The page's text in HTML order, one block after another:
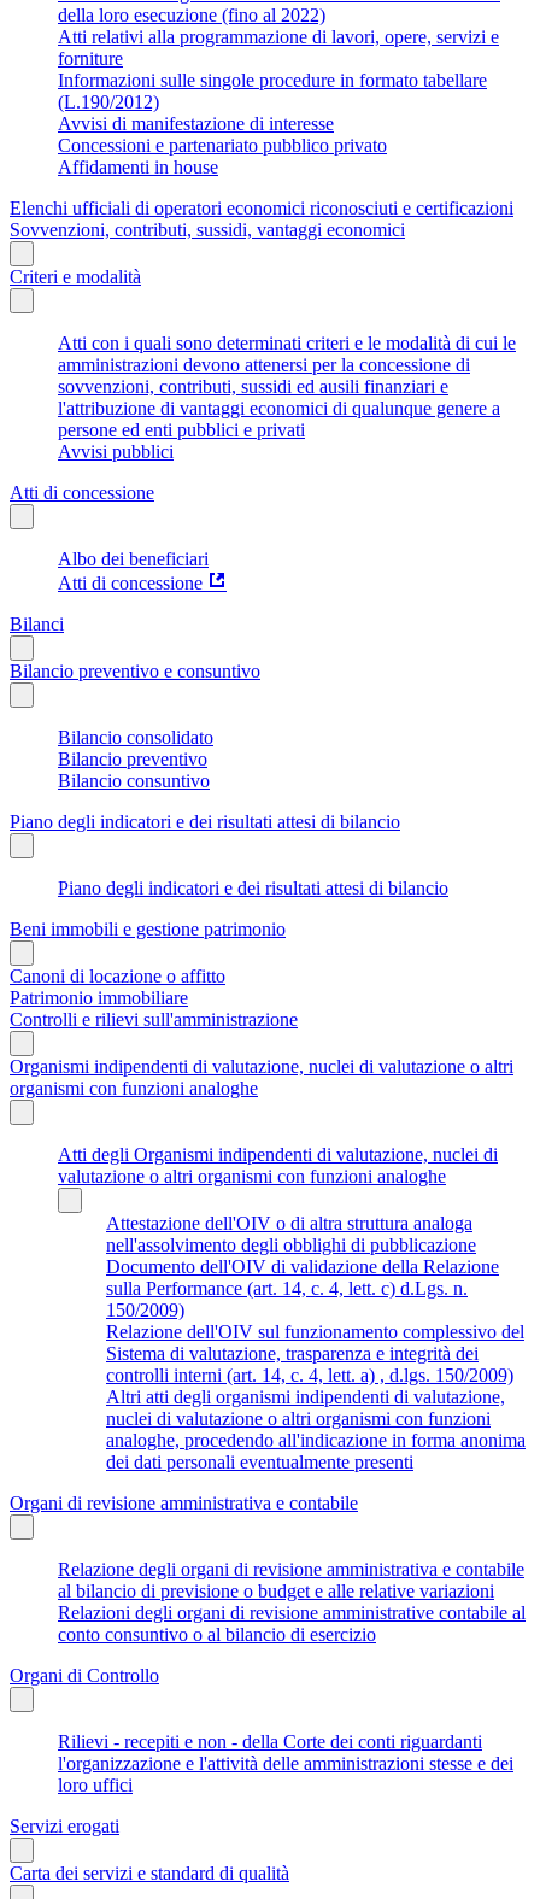
della loro esecuzione (fino al 2022)
Atti relativi alla programmazione di lavori, opere, servizi e
forniture
Informazioni sulle singole procedure in formato tabellare
(L.190/2012)
Avvisi di manifestazione di interesse
Concessioni e partenariato pubblico privato
Affidamenti in house
Elenchi ufficiali di operatori economici riconosciuti e certificazioni
Sovvenzioni, contributi, sussidi, vantaggi economici
Criteri e modalità
Atti con i quali sono determinati criteri e le modalità di cui le
amministrazioni devono attenersi per la concessione di
sovvenzioni, contributi, sussidi ed ausili finanziari e
l'attribuzione di vantaggi economici di qualunque genere a
persone ed enti pubblici e privati
Avvisi pubblici
Atti di concessione
Albo dei beneficiari
Atti di concessione
Bilanci
Bilancio preventivo e consuntivo
Bilancio consolidato
Bilancio preventivo
Bilancio consuntivo
Piano degli indicatori e dei risultati attesi di bilancio
Piano degli indicatori e dei risultati attesi di bilancio
Beni immobili e gestione patrimonio
Canoni di locazione o affitto
Patrimonio immobiliare
Controlli e rilievi sull'amministrazione
Organismi indipendenti di valutazione, nuclei di valutazione o altri
organismi con funzioni analoghe
Atti degli Organismi indipendenti di valutazione, nuclei di
valutazione o altri organismi con funzioni analoghe
Attestazione dell'OIV o di altra struttura analoga
nell'assolvimento degli obblighi di pubblicazione
Documento dell'OIV di validazione della Relazione
sulla Performance (art. 14, c. 4, lett. c) d.Lgs. n.
150/2009)
Relazione dell'OIV sul funzionamento complessivo del
Sistema di valutazione, trasparenza e integrità dei
controlli interni (art. 14, c. 4, lett. a) , d.lgs. 150/2009)
Altri atti degli organismi indipendenti di valutazione,
nuclei di valutazione o altri organismi con funzioni
analoghe, procedendo all'indicazione in forma anonima
dei dati personali eventualmente presenti
Organi di revisione amministrativa e contabile
Relazione degli organi di revisione amministrativa e contabile
al bilancio di previsione o budget e alle relative variazioni
Relazioni degli organi di revisione amministrative contabile al
conto consuntivo o al bilancio di esercizio
Organi di Controllo
Rilievi - recepiti e non - della Corte dei conti riguardanti
l'organizzazione e l'attività delle amministrazioni stesse e dei
loro uffici
Servizi erogati
Carta dei servizi e standard di qualità